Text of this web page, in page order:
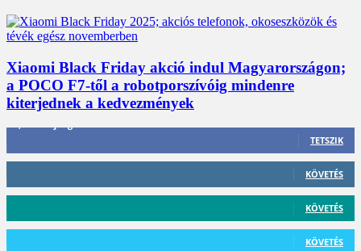
Xiaomi Black Friday akció indul Magyarországon;
a POCO F7-től a robotporszívóig mindenre
kiterjednek a kedvezmények
TETSZIK
412 Követő
KÖVETÉS
59 Követő
KÖVETÉS
101 Követő
KÖVETÉS